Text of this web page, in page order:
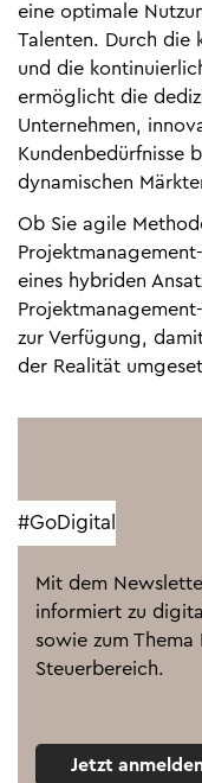
eine optimale
Talenten. Durch die
und die
ermöglicht die
Unternehmen,
Kundenbedürfnisse
dynamischen
Ob Sie agile
eines hybriden
zur Verfügung,
der Realität
#GoDigital
Mit dem
informiert zu
sowie zum
Steuerbereich.
Jetzt